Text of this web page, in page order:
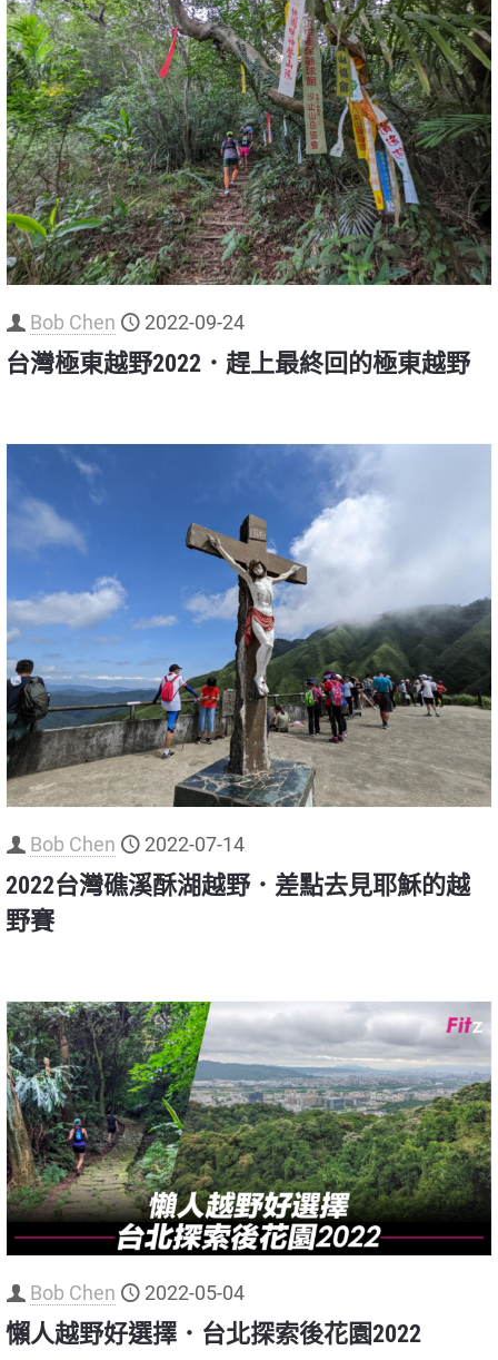
Bob Chen 2022-09-24
台灣極東越野2022．趕上最終回的極東越野
Bob Chen 2022-07-14
2022台灣礁溪酥湖越野．差點去見耶穌的越
野賽
Bob Chen 2022-05-04
懶人越野好選擇．台北探索後花園2022